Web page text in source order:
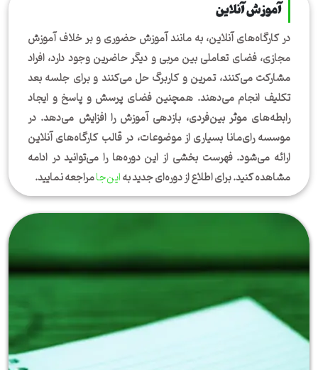
آموزش آنلاین
در کارگاه‌های آنلاین، به مانند آموزش حضوری و بر خلاف آموزش
مجازی، فضای تعاملی بین مربی و دیگر حاضرین وجود دارد، افراد
مشارکت می‌کنند، تمرین و کاربرگ حل می‌کنند و برای جلسه بعد
تکلیف انجام می‌دهند. همچنین فضای پرسش و پاسخ و ایجاد
رابطه‌های موثر بین‌فردی، بازدهی آموزش را افزایش می‌دهد. در
موسسه رای‌مانا بسیاری از موضوعات، در قالب کارگاه‌های آنلاین
ارائه می‌شود. فهرست بخشی از این دوره‌ها را می‌توانید در ادامه
مشاهده کنید. برای اطلاع از دوره‌ای جدید بهاین‌جامراجعه نمایید.